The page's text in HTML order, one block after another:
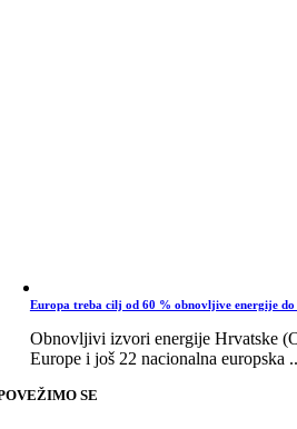
Europa treba cilj od 60 % obnovljive energije do
Obnovljivi izvori energije Hrvatske
Europe i još 22 nacionalna europska
SE